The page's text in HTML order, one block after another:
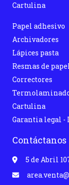
Cartulina
Papel adhesivo
Archivadores
Lápices pasta
Resmas de
Correctores
Cartulina
Garantia legal -
Contáctanos
5 de Abril